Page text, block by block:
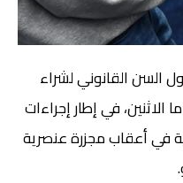
السن القانوني لشراء
شبه آلية من 18 إلى 21 عاما الاثنين، في إطار إجراءات
في أعقاب مجزرة عنصرية